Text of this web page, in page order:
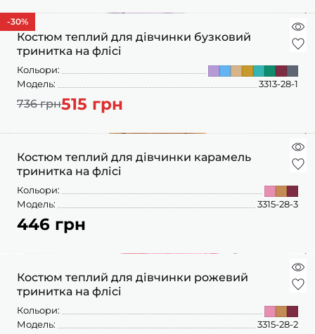
-30%
Костюм теплий для дівчинки бузковий
тринитка на флісі
Кольори:
Модель:
3313-28-1
736 грн515 грн
Костюм теплий для дівчинки карамель
тринитка на флісі
Кольори:
Модель:
3315-28-3
446 грн
Костюм теплий для дівчинки рожевий
тринитка на флісі
Кольори:
Модель:
3315-28-2